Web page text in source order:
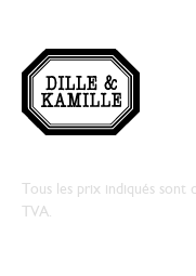
Tous les prix indiqués
TVA.